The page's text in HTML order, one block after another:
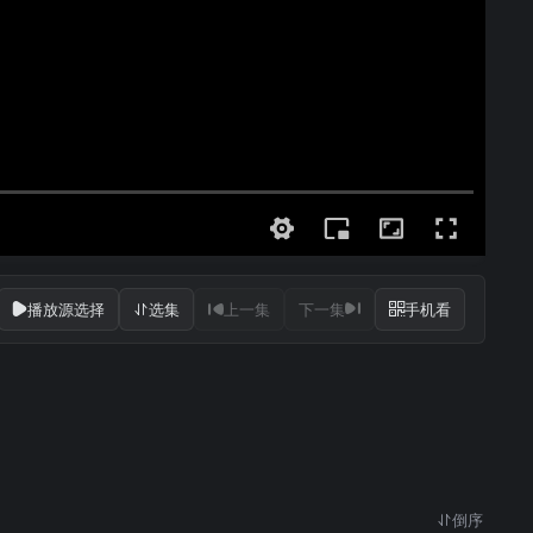
播放源选择 选集 上一集 下一集 手机看
倒序